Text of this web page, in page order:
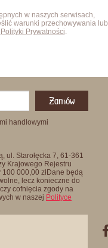
w naszych serwisach,
warunki przechowywania lub
Polityki Prywatności.
Zamów
handlowymi
ul. Starołęcka 7, 61-361
Krajowego Rejestru
000,00 złDane będą
lecz konieczne do
cofnięcia zgody na
w naszej Polityce